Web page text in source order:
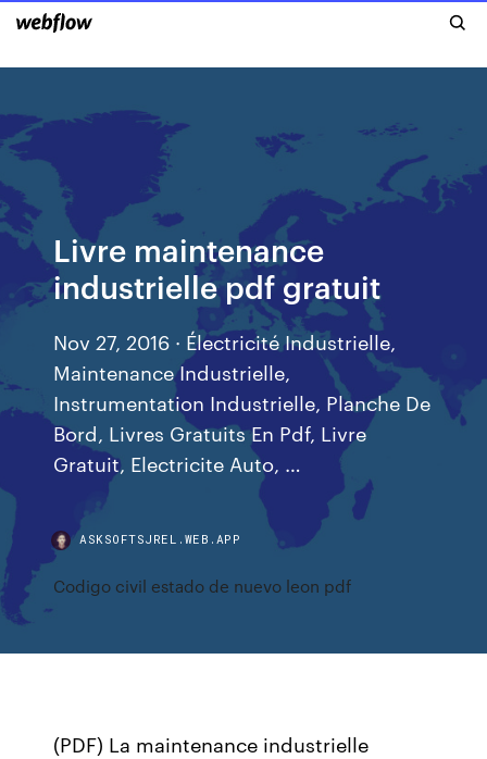
Livre maintenance
industrielle pdf gratuit
Nov 27, 2016 · Électricité Industrielle,
Maintenance Industrielle,
Instrumentation Industrielle, Planche De
Bord, Livres Gratuits En Pdf, Livre
Gratuit, Electricite Auto, …
ASKSOFTSJREL.WEB.APP
Codigo civil estado de nuevo leon pdf
(PDF) La maintenance industrielle